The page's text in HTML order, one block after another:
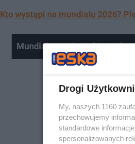
Kto wystąpi na mundialu 2026?
Mundialowe piosenki. Oto
Drogi
My, naszych 1160
przechowujemy
standardowe
spersonalizowanych